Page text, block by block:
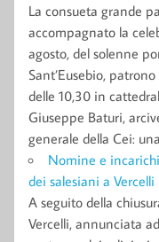
La consueta grande
accompagnato la
agosto, del solenne
Sant’Eusebio,
delle 10,30 in
Giuseppe Baturi,
generale della Cei:
Nomine e incarichi
dei salesiani a Vercelli
A seguito della
Vercelli, annunciata